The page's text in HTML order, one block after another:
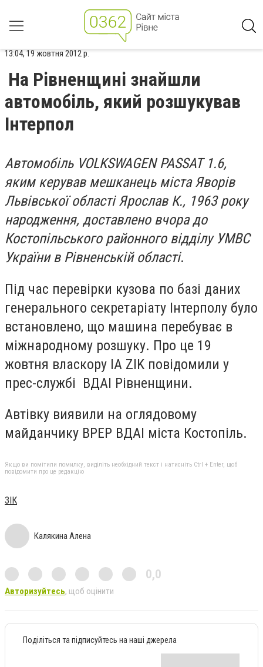
13:04, 19 жовтня 2012 р.
На Рівненщині знайшли
автомобіль, який розшукував
Інтерпол
Автомобіль VOLKSWAGEN PASSAT 1.6,
яким керував мешканець міста Яворів
Львівської області Ярослав К., 1963 року
народження, доставлено вчора до
Костопільського районного відділу УМВС
України в Рівненській області.
Під час перевірки кузова по базі даних
генерального секретаріату Інтерполу було
встановлено, що машина перебуває в
міжнародному розшуку. Про це 19
жовтня власкору IA ZIK повідомили у
прес-службі ВДАІ Рівненщини.
Автівку виявили на оглядовому
майданчику ВРЕР ВДАІ міста Костопіль.
Якщо ви помітили помилку, виділіть необхідний текст і натисніть Ctrl + Enter, щоб
повідомити про це редакцію
ЗІК
Калякина Алена
0,0
Авторизуйтесь, щоб оцінити
Поділіться та підписуйтесь на наші джерела